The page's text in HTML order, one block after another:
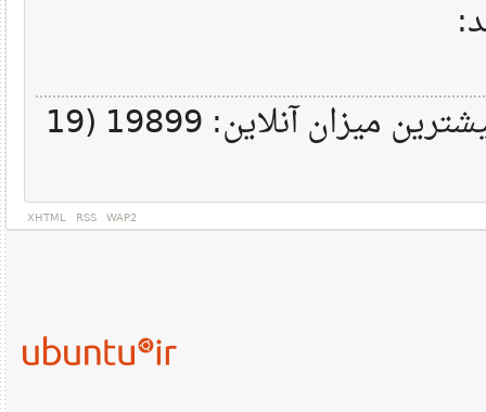
. بیشترین میزان آنلاین: 19899 (19
XHTML RSS WAP2